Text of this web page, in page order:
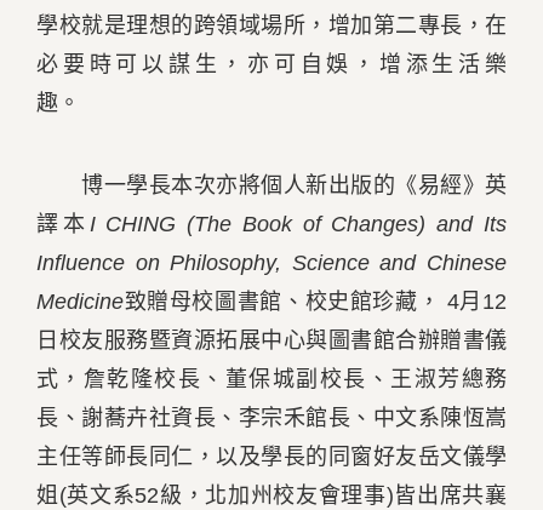
學校就是理想的跨領域場所，增加第二專長，在
必要時可以謀生，亦可自娛，增添生活樂
趣。
博一學長本次亦將個人新出版的《易經》英
譯本 I CHING (The Book of Changes) and Its
Influence on Philosophy, Science and Chinese
Medicine致贈母校圖書館、校史館珍藏， 4月12
日校友服務暨資源拓展中心與圖書館合辦贈書儀
式，詹乾隆校長、董保城副校長、王淑芳總務
長、謝蕎卉社資長、李宗禾館長、中文系陳恆嵩
主任等師長同仁，以及學長的同窗好友岳文儀學
姐(英文系52級，北加州校友會理事)皆出席共襄